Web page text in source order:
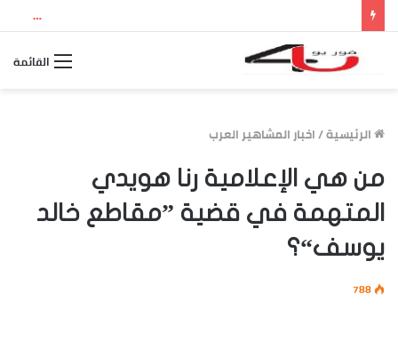
نتيجة الثانوية العامة 2026 بالاسم ورقم الجلوس.. استعلم الآن عن درجاتك والمجموع الكلي
القائمة
الرئيسية/اخبار المشاهير العرب
من هي الإعلامية رنا هويدي
المتهمة في قضية ”مقاطع خالد
يوسف“؟
788